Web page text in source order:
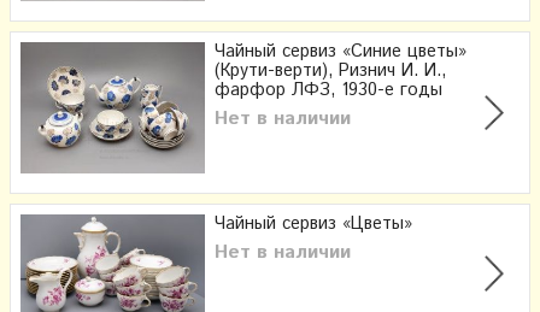
Чайный сервиз «Синие цветы»
(Крути-верти), Ризнич И. И.,
фарфор ЛФЗ, 1930-е годы
Нет в наличии
Чайный сервиз «Цветы»
Нет в наличии